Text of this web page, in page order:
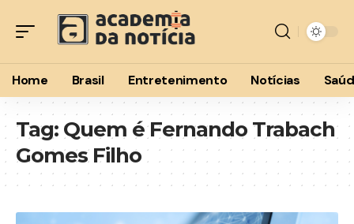
Home Brasil Entretenimento Notícias
Tag: Quem é Fernando Trabach
Gomes Filho